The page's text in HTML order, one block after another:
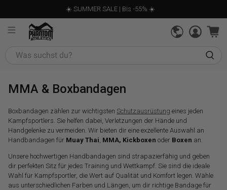
☀️ SUMMER SALE | Bis -55% ☀️
Was
MMA & Boxbandagen
Boxbandagen zählen zur wichtigsten Schutzausrüstung eines jeden
Kampfsportlers. Sie helfen dabei, Verletzungen der Hände und
Handgelenke zu vermeiden. Wir bieten dir eine exzellente Auswahl an
Handbandagen für Muay Thai MMA, Kickboxen oder Boxen an.
Unsere hochwertigen Handbandagen sind strapazierfähig und geben
dir perfekten Sitz für jedes Training und Wettkampf. Sie sind die ideale
Wahl für Kampfsportler, die Wert auf Qualität und Komfort legen. Wähle
aus unterschiedlichen Farben und Längen, um dir richtige Bandage für